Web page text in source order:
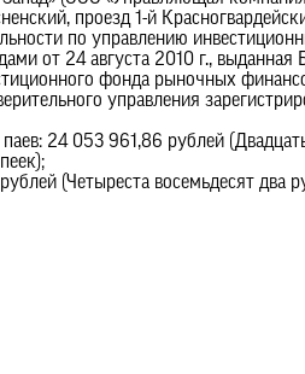
проезд 1-й
по управлению
от 24 августа 2010 г., выданная
фонда рыночных
управления
24 053 961,86 рублей
(Четыреста восемьдесят два